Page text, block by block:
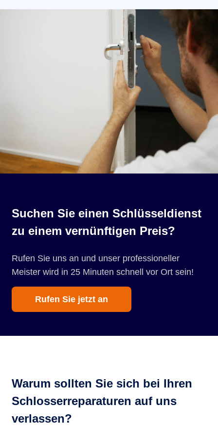
Suchen Sie einen Schlüsseldienst
zu einem vernünftigen Preis?
Rufen Sie uns an und unser professioneller
Meister wird in 25 Minuten schnell vor Ort sein!
Rufen Sie jetzt an
Warum sollten Sie sich bei Ihren
Schlosserreparaturen auf uns
verlassen?